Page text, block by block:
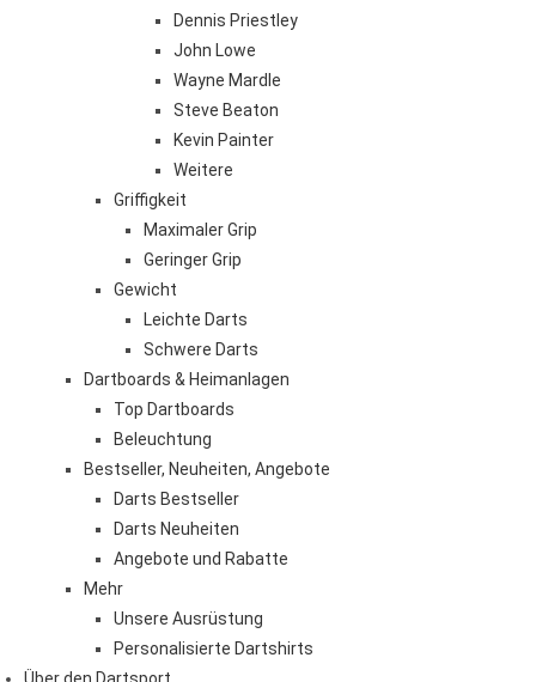
Dennis Priestley
John Lowe
Wayne Mardle
Steve Beaton
Kevin Painter
Weitere
Griffigkeit
Maximaler Grip
Geringer Grip
Gewicht
Leichte Darts
Schwere Darts
Dartboards & Heimanlagen
Top Dartboards
Beleuchtung
Bestseller, Neuheiten, Angebote
Darts Bestseller
Darts Neuheiten
Angebote und Rabatte
Mehr
Unsere Ausrüstung
Personalisierte Dartshirts